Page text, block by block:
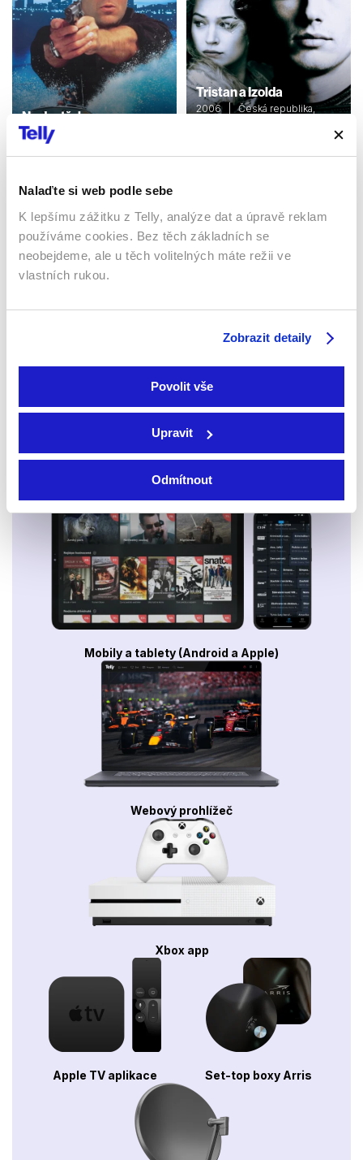
Nalaďte si web podle sebe
K lepšímu zážitku z Telly, analýze dat a úpravě reklam
používáme cookies. Bez těch základních se
neobejdeme, ale u těch volitelných máte režii ve
vlastních rukou.
Zobrazit detaily
Povolit vše
Upravit
Odmítnout
Na dostřel
1993 | USA | 105 min
Filmy / Thrillery / Krimi / Akční
Tristan a Izolda
2006 | Česká republika,
Sledujte kdekoliv až na 6 zařízeních
Sledovat internetovou televizi jde odkudkoliv
po celé EU, a to až na 6 zařízeních.
Smart TV - Android, Google, Samsung, LG, VIDAA
Mobily a tablety (Android a Apple)
Webový prohlížeč
Xbox app
Apple TV aplikace Set-top boxy Arris